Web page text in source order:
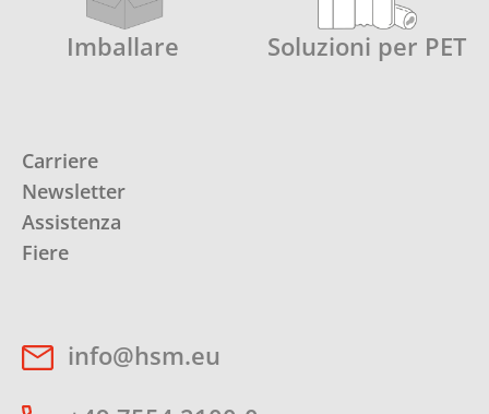
Imballare Soluzioni per PET
Carriere
Newsletter
Assistenza
Fiere
info@hsm.eu